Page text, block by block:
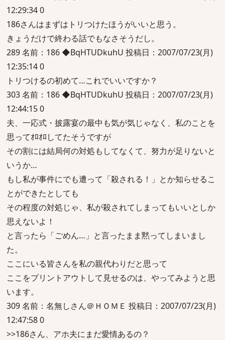
12:29:34 0
186さんはまずはトリつけたほうがいいと思う。
きょうだけで終わる話でもなさそうだし。
289 名前：186 ◆BqHTUDkuhU 投稿日：2007/07/23(月)
12:35:14 0
トリつけるの初めて…これでいいですか？
303 名前：186 ◆BqHTUDkuhU 投稿日：2007/07/23(月)
12:44:15 0
夫、一応式・披露宴の最中も気が気じゃなく、私のことを
思ってｵﾛｵﾛしてたそうですが
その割には結局何の対処もしてなくて、努力が足りないと
いうか…
もし私が事件にでも遭って「殺される！」とか知らせるこ
とができたとしても
その程度の対処じゃ、私が殺されてしまってもいいとしか
思えないよ！
と言ったら「ごめん…」と言ったまま黙ってしまいまし
た。
ここにいる皆さんを私の親代わりだと思って
ここをプリントアウトして見せるのは、やってみようと思
います。
309 名前：名無しさん＠ＨＯＭＥ 投稿日：2007/07/23(月)
12:47:58 0
>>186さん、アホ夫にまだ愛情あるの？